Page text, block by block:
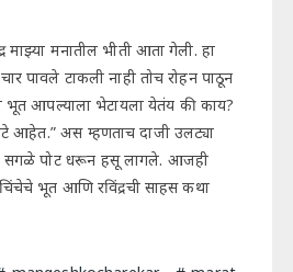
माझ्या मनातील भीती आता गेली. हा
पावले टाकली नाही तोच रोहन पाठून
आपल्याला भेटायला येतंय की काय?
आहेत.” अस म्हणताच दाजी उलट्या
सगळे पोट धरून हसू लागले. आजही
भूत आणि रविंद्रची साहस कथा